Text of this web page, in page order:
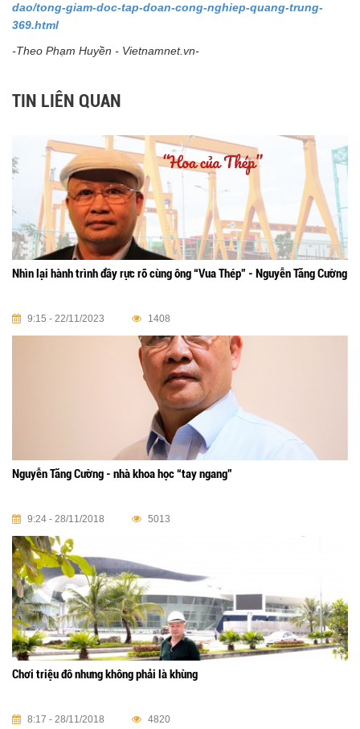
dao/tong-giam-doc-tap-doan-cong-nghiep-quang-trung-
369.html
-Theo Phạm Huyền - Vietnamnet.vn-
TIN LIÊN QUAN
Nhìn lại hành trình đầy rực rỡ cùng ông “Vua Thép” - Nguyễn Tăng Cường
9:15 - 22/11/2023 1408
Nguyễn Tăng Cường - nhà khoa học “tay ngang”
9:24 - 28/11/2018 5013
Chơi triệu đô nhưng không phải là khùng
8:17 - 28/11/2018 4820